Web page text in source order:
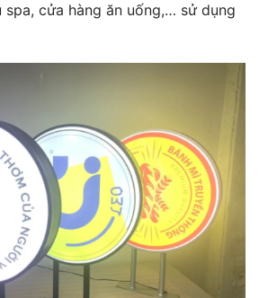
spa, cửa hàng ăn uống,… sử dụng